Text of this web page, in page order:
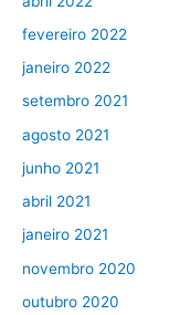
fevereiro 2022
janeiro 2022
setembro 2021
agosto 2021
junho 2021
abril 2021
janeiro 2021
novembro 2020
outubro 2020